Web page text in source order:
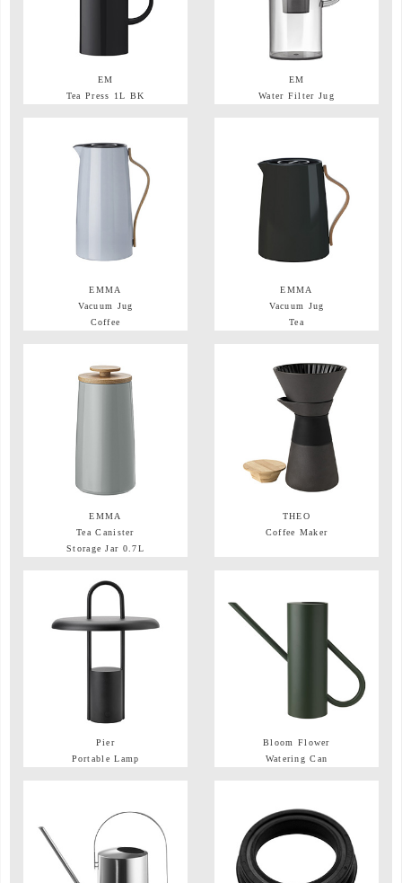
EM
Tea Press 1L BK
EM
Water Filter Jug
EMMA
Vacuum Jug
Coffee
EMMA
Vacuum Jug
Tea
EMMA
Tea Canister
Storage Jar 0.7L
THEO
Coffee Maker
Pier
Portable Lamp
Bloom Flower
Watering Can